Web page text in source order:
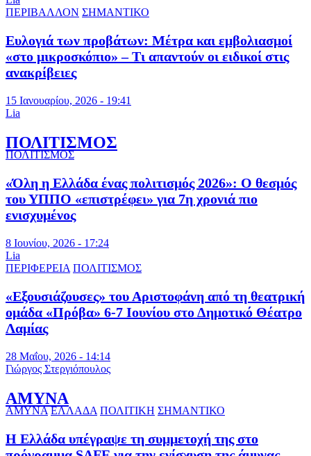
ΠΕΡΙΒΑΛΛΟΝ ΣΗΜΑΝΤΙΚΟ
Ευλογιά των προβάτων: Μέτρα και εμβολιασμοί
«στο μικροσκόπιο» – Τι απαντούν οι ειδικοί στις
ανακρίβειες
15 Ιανουαρίου, 2026 - 19:41
Lia
ΠΟΛΙΤΙΣΜΟΣ
ΠΟΛΙΤΙΣΜΟΣ
«Όλη η Ελλάδα ένας πολιτισμός 2026»: Ο θεσμός
του ΥΠΠΟ «επιστρέφει» για 7η χρονιά πιο
ενισχυμένος
8 Ιουνίου, 2026 - 17:24
Lia
ΠΕΡΙΦΕΡΕΙΑ ΠΟΛΙΤΙΣΜΟΣ
«Εξουσιάζουσες» του Αριστοφάνη από τη θεατρική
ομάδα «Πρόβα» 6-7 Ιουνίου στο Δημοτικό Θέατρο
Λαμίας
28 Μαΐου, 2026 - 14:14
Γιώργος Στεργιόπουλος
ΑΜΥΝΑ
ΑΜΥΝΑ ΕΛΛΑΔΑ ΠΟΛΙΤΙΚΗ ΣΗΜΑΝΤΙΚΟ
Η Ελλάδα υπέγραψε τη συμμετοχή της στο